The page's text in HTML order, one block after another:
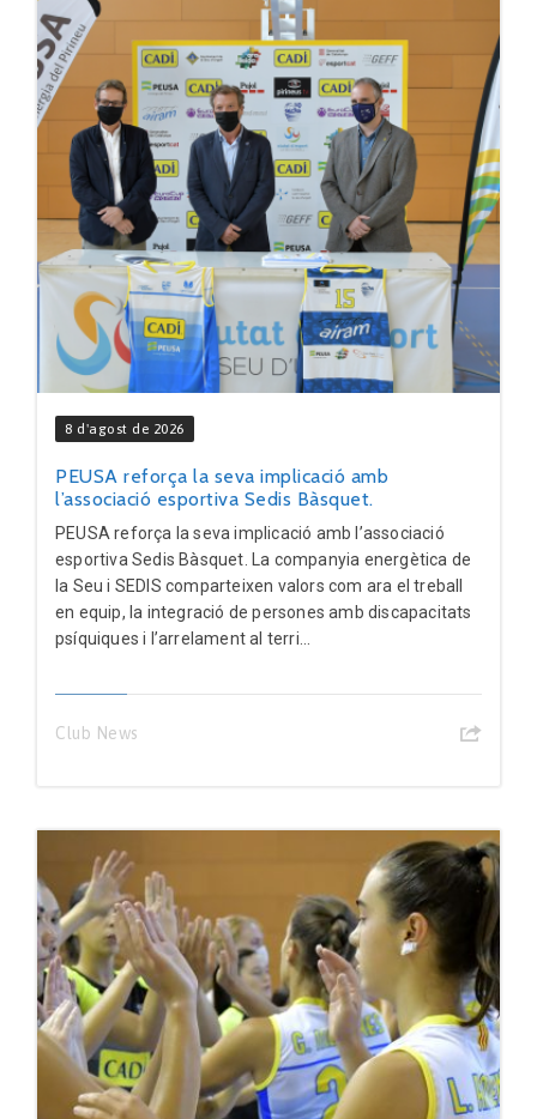
8 d'agost de 2026
PEUSA reforça la seva implicació amb
l’associació esportiva Sedis Bàsquet.
PEUSA reforça la seva implicació amb l’associació
esportiva Sedis Bàsquet. La companyia energètica de
la Seu i SEDIS comparteixen valors com ara el treball
en equip, la integració de persones amb discapacitats
psíquiques i l’arrelament al terri...
Club News